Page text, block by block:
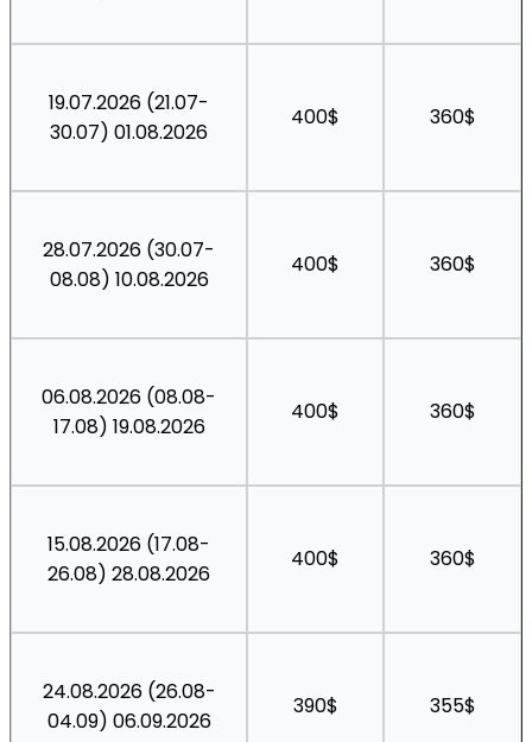
19.07.2026 (21.07-
30.07) 01.08.2026
400$ 360$
28.07.2026 (30.07-
08.08) 10.08.2026
400$ 360$
06.08.2026 (08.08-
17.08) 19.08.2026
400$ 360$
15.08.2026 (17.08-
26.08) 28.08.2026
400$ 360$
24.08.2026 (26.08-
04.09) 06.09.2026
390$ 355$